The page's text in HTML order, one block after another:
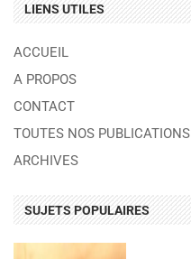
LIENS UTILES
ACCUEIL
A PROPOS
CONTACT
TOUTES NOS PUBLICATIONS
ARCHIVES
SUJETS POPULAIRES